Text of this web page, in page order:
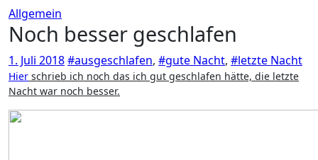
Allgemein
Noch besser geschlafen
1. Juli 2018#ausgeschlafen, #gute Nacht, #letzte Nacht
Hier schrieb ich noch das ich gut geschlafen hätte, die letzte
Nacht war noch besser.